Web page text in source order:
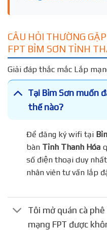
CÂU HỎI THƯỜNG
FPT BỈM SƠN TỈNH
Giải đáp thắc mắc Lắp
Tại Bỉm Sơn muốn
thế nào?
Để đăng ký wifi tại
bànTỉnh Thanh Hóa
số điện thoại duy
nhân viên tư vấn lắp
Tôi mở quán cà
mạng FPT được